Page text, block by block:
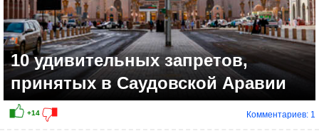
10 удивительных запретов,
принятых в Саудовской Аравии
Комментариев: 1